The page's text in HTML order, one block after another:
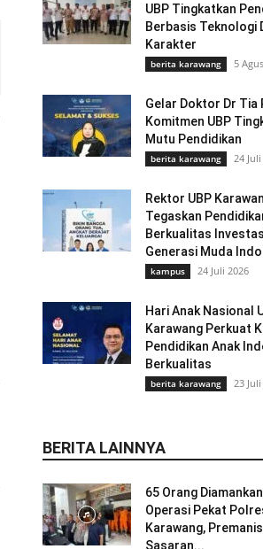
UBP Tingkatkan
Berbasis Teknologi
Karakter
berita karawang 5
Gelar Doktor Dr Tia
Komitmen UBP
Mutu Pendidikan
berita karawang 24
Rektor UBP
Tegaskan
Berkualitas
Generasi Muda
kampus 24 Juli 2026
Hari Anak Nasional
Karawang Perkuat
Pendidikan Anak
Berkualitas
berita karawang 23
BERITA LAINNYA
65 Orang
Operasi Pekat
Karawang,
Sasaran...